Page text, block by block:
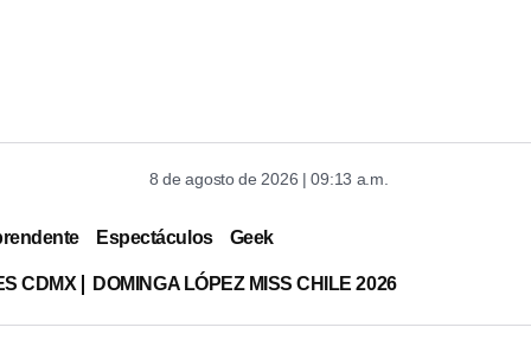
8 de agosto de 2026 | 09:13 a.m.
Espectáculos Geek
CDMX DOMINGA LÓPEZ MISS CHILE 2026